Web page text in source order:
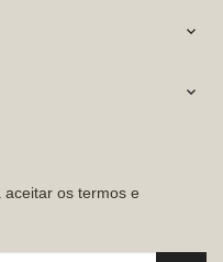


os termos e